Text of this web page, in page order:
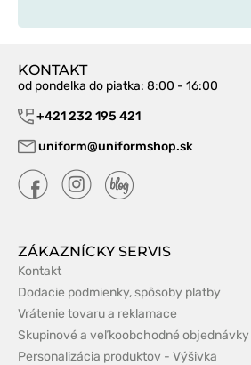
KONTAKT
od pondelka do piatka: 8:00 - 16:00
+421 232 195 421
uniform@uniformshop.sk
ZÁKAZNÍCKY SERVIS
Kontakt
Dodacie podmienky, spôsoby platby
Vrátenie tovaru a reklamace
Skupinové a veľkoobchodné objednávky
Personalizácia produktov - Výšivka